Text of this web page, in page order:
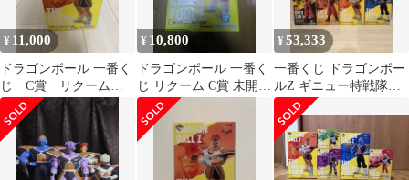
¥ 11,000
ドラゴンボール 一番く
じ C賞 リクーム
フィギュア ギニュー
特戦隊
¥ 10,800
ドラゴンボール 一番く
じ リクーム C賞 未開封
品 ギニュー特戦隊
¥53,333
一番くじ ドラゴンボー
ルZ ギニュー特戦隊
フィギュア コンプセ
ット おまけ付き